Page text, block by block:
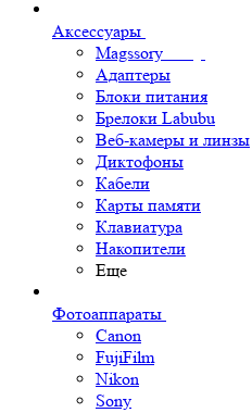
Аксессуары
Magssory
Адаптеры
Блоки питания
Брелоки Labubu
Веб-камеры и линзы
Диктофоны
Кабели
Карты памяти
Клавиатура
Накопители
Еще
Фотоаппараты
Canon
FujiFilm
Nikon
Sony